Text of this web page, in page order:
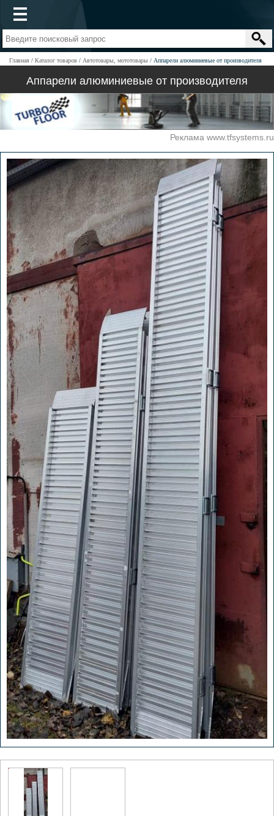
Главная Каталог товаров Автотовары, мототовары Аппарели алюминиевые от производителя
Аппарели алюминиевые от производителя
Реклама www.tfsystems.ru